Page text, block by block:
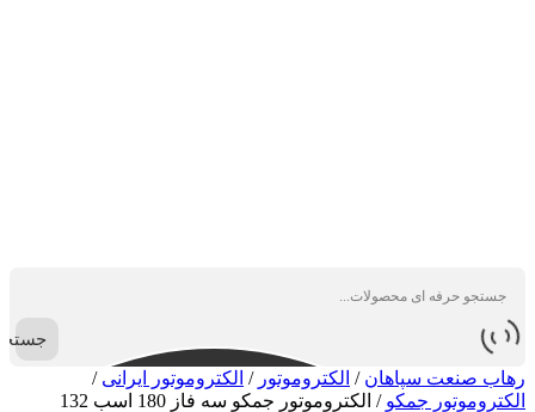
رهاب صنعت سپاهان / الکتروموتور / الکتروموتور ایرانی /
الکتروموتور جمکو /
الکتروموتور جمکو سه فاز 180 اسب 132